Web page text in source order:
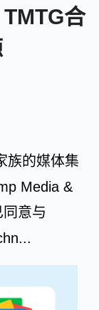
合
族的媒体集
Media &
意与